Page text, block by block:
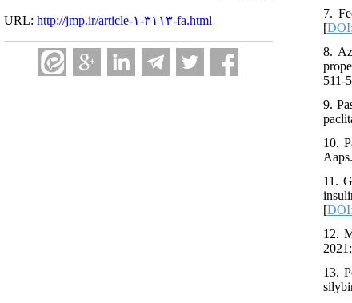
URL: http://jmp.ir/article-۱-۳۱۱۳-fa.html
7.
[
8.
511-
9.
10.
11.
[
12.
13.